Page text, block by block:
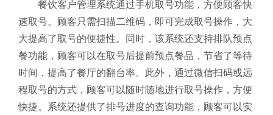
餐饮客户管理系统通过手机取号功能，方便顾客快
速取号。顾客只需扫描二维码，即可完成取号操作，大
大提高了取号的便捷性。同时，该系统还支持排队预点
餐功能，顾客可以在取号后提前预点餐品，节省了等待
时间，提高了餐厅的翻台率。此外，通过微信扫码或远
程取号的方式，顾客可以随时随地进行取号操作，方便
快捷。系统还提供了排号进度的查询功能，顾客可以实